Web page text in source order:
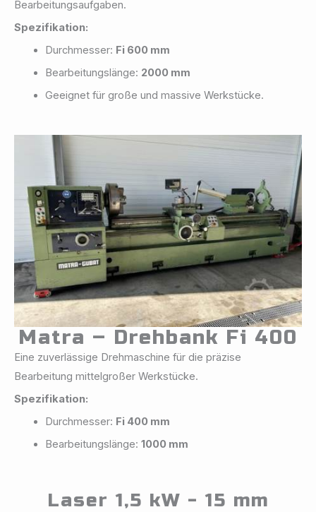
Bearbeitungsaufgaben.
Spezifikation:
Durchmesser: Fi 600 mm
Bearbeitungslänge: 2000 mm
Geeignet für große und massive Werkstücke.
Matra – Drehbank Fi 400
Eine zuverlässige Drehmaschine für die präzise
Bearbeitung mittelgroßer Werkstücke.
Spezifikation:
Durchmesser: Fi 400 mm
Bearbeitungslänge: 1000 mm
Laser 1,5 kW - 15 mm